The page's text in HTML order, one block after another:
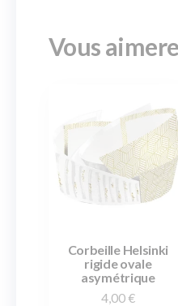
Vous
Corbeille Helsinki
rigide ovale
asymétrique
4,00 €